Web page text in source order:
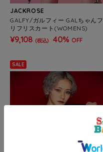
JACKROSE
GALFY/ガルフィー GALちゃんフ
リフリスカート(WOMENS)
¥9,108 (税込) 40% OFF
SALE